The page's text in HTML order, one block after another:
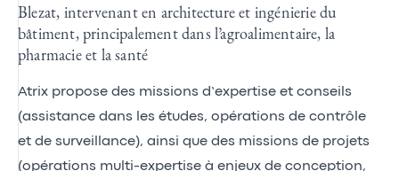
Blezat, intervenant en architecture et ingénierie du
bâtiment, principalement dans l’agroalimentaire, la
pharmacie et la santé
Atrix propose des missions d’expertise et conseils
(assistance dans les études, opérations de contrôle
et de surveillance), ainsi que des missions de projets
(opérations multi-expertise à enjeux de conception,